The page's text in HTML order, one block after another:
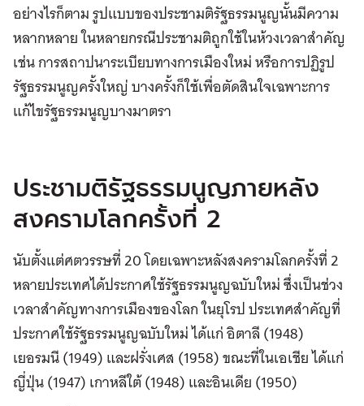
อย่างไรก็ตาม รูปแบบของประชามติรัฐธรรมนูญนั้นมีความ
หลากหลาย ในหลายกรณีประชามติถูกใช้ในห้วงเวลาสำคัญ
เช่น การสถาปนาระเบียบทางการเมืองใหม่ หรือการปฏิรูป
รัฐธรรมนูญครั้งใหญ่ บางครั้งก็ใช้เพื่อตัดสินใจเฉพาะการ
แก้ไขรัฐธรรมนูญบางมาตรา
ประชามติรัฐธรรมนูญภายหลัง
สงครามโลกครั้งที่ 2
นับตั้งแต่ศตวรรษที่ 20 โดยเฉพาะหลังสงครามโลกครั้งที่ 2
หลายประเทศได้ประกาศใช้รัฐธรรมนูญฉบับใหม่ ซึ่งเป็นช่วง
เวลาสำคัญทางการเมืองของโลก ในยุโรป ประเทศสำคัญที่
ประกาศใช้รัฐธรรมนูญฉบับใหม่ ได้แก่ อิตาลี (1948)
เยอรมนี (1949) และฝรั่งเศส (1958) ขณะที่ในเอเชีย ได้แก่
ญี่ปุ่น (1947) เกาหลีใต้ (1948) และอินเดีย (1950)